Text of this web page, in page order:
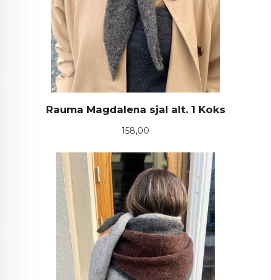
Rauma Magdalena sjal alt. 1 Koks
Pris
158,00